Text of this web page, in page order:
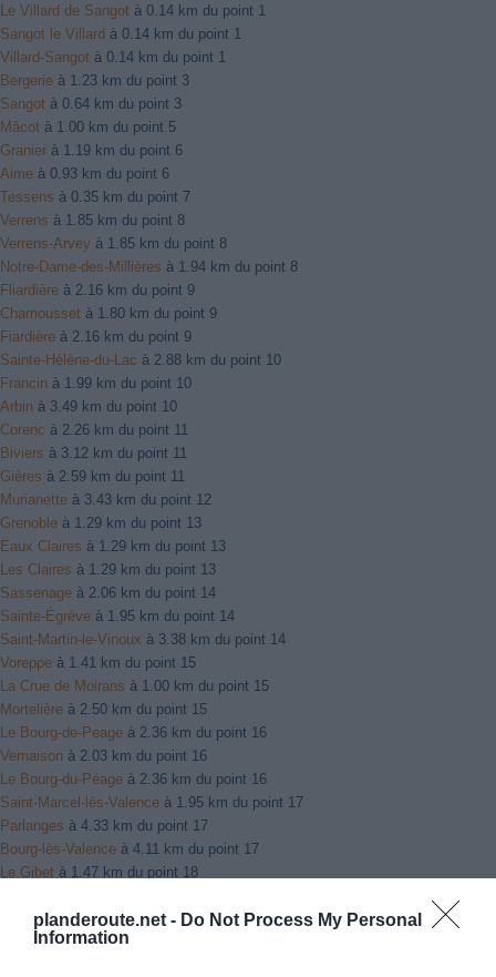
planderoute.net - Do Not Process My Personal
Information
Le Villard de Sangot à 0.14 km du point 1
Sangot le Villard à 0.14 km du point 1
Villard-Sangot à 0.14 km du point 1
Bergerie à 1.23 km du point 3
Sangot à 0.64 km du point 3
Mâcot à 1.00 km du point 5
Granier à 1.19 km du point 6
Aime à 0.93 km du point 6
Tessens à 0.35 km du point 7
Verrens à 1.85 km du point 8
Verrens-Arvey à 1.85 km du point 8
Notre-Dame-des-Millières à 1.94 km du point 8
Fliardière à 2.16 km du point 9
Chamousset à 1.80 km du point 9
Fiardière à 2.16 km du point 9
Sainte-Hélène-du-Lac à 2.88 km du point 10
Francin à 1.99 km du point 10
Arbin à 3.49 km du point 10
Corenc à 2.26 km du point 11
Biviers à 3.12 km du point 11
Gières à 2.59 km du point 11
Murianette à 3.43 km du point 12
Grenoble à 1.29 km du point 13
Eaux Claires à 1.29 km du point 13
Les Claires à 1.29 km du point 13
Sassenage à 2.06 km du point 14
Sainte-Égrève à 1.95 km du point 14
Saint-Martin-le-Vinoux à 3.38 km du point 14
Voreppe à 1.41 km du point 15
La Crue de Moirans à 1.00 km du point 15
Mortelière à 2.50 km du point 15
Le Bourg-de-Peage à 2.36 km du point 16
Vernaison à 2.03 km du point 16
Le Bourg-du-Péage à 2.36 km du point 16
Saint-Marcel-lès-Valence à 1.95 km du point 17
Parlanges à 4.33 km du point 17
Bourg-lès-Valence à 4.11 km du point 17
Le Gibet à 1.47 km du point 18
Les Gibetsà 1.47 km du point 18
Orangeà 1.08 km du point 20